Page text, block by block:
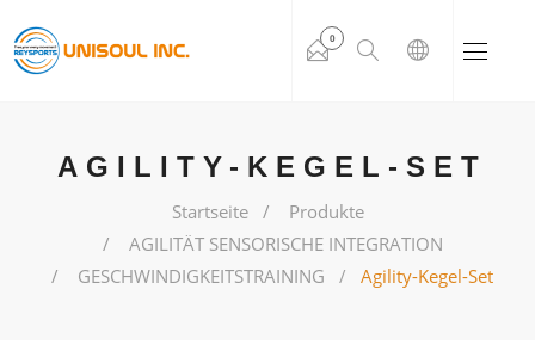
0
AGILITY-KEGEL-SET
Startseite
Produkte
AGILITÄT SENSORISCHE INTEGRATION
GESCHWINDIGKEITSTRAINING
Agility-Kegel-Set